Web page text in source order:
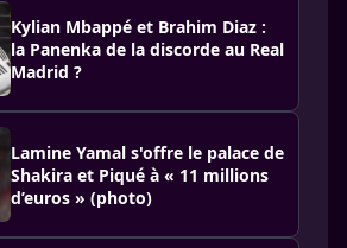
Kylian Mbappé et Brahim Diaz :
la Panenka de la discorde au Real
Madrid ?
Lamine Yamal s'offre le palace de
Shakira et Piqué à « 11 millions
d’euros » (photo)